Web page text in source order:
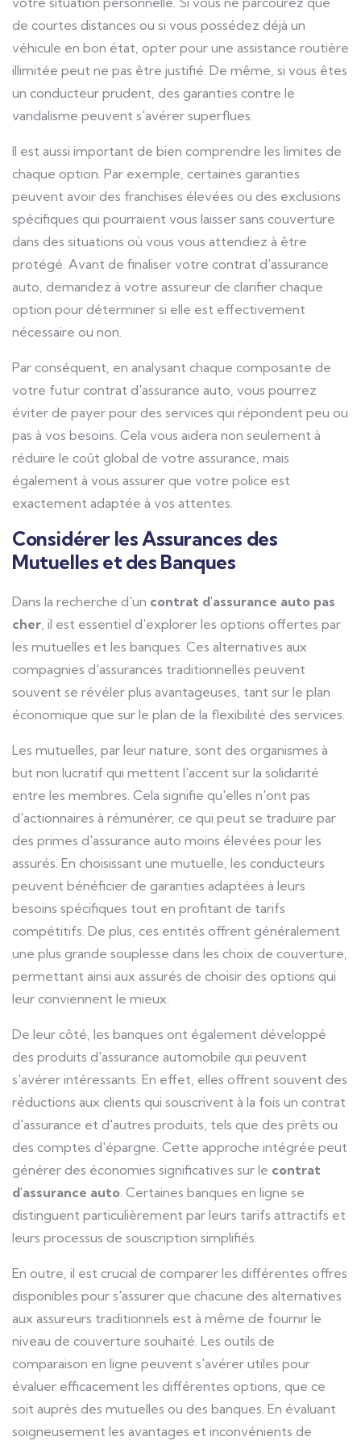
de courtes distances ou si vous possédez déjà un
véhicule en bon état, opter pour une assistance routière
illimitée peut ne pas être justifié. De même, si vous êtes
un conducteur prudent, des garanties contre le
vandalisme peuvent s'avérer superflues.
Il est aussi important de bien comprendre les limites de
chaque option. Par exemple, certaines garanties
peuvent avoir des franchises élevées ou des exclusions
spécifiques qui pourraient vous laisser sans couverture
dans des situations où vous vous attendiez à être
protégé. Avant de finaliser votre contrat d'assurance
auto, demandez à votre assureur de clarifier chaque
option pour déterminer si elle est effectivement
nécessaire ou non.
Par conséquent, en analysant chaque composante de
votre futur contrat d'assurance auto, vous pourrez
éviter de payer pour des services qui répondent peu ou
pas à vos besoins. Cela vous aidera non seulement à
réduire le coût global de votre assurance, mais
également à vous assurer que votre police est
exactement adaptée à vos attentes.
Considérer les Assurances des
Mutuelles et des Banques
Dans la recherche d'un contrat d'assurance auto pas
cher, il est essentiel d'explorer les options offertes par
les mutuelles et les banques. Ces alternatives aux
compagnies d'assurances traditionnelles peuvent
souvent se révéler plus avantageuses, tant sur le plan
économique que sur le plan de la flexibilité des services.
Les mutuelles, par leur nature, sont des organismes à
but non lucratif qui mettent l'accent sur la solidarité
entre les membres. Cela signifie qu'elles n'ont pas
d'actionnaires à rémunérer, ce qui peut se traduire par
des primes d'assurance auto moins élevées pour les
assurés. En choisissant une mutuelle, les conducteurs
peuvent bénéficier de garanties adaptées à leurs
besoins spécifiques tout en profitant de tarifs
compétitifs. De plus, ces entités offrent généralement
une plus grande souplesse dans les choix de couverture,
permettant ainsi aux assurés de choisir des options qui
leur conviennent le mieux.
De leur côté, les banques ont également développé
des produits d'assurance automobile qui peuvent
s'avérer intéressants. En effet, elles offrent souvent des
réductions aux clients qui souscrivent à la fois un contrat
d'assurance et d'autres produits, tels que des prêts ou
des comptes d'épargne. Cette approche intégrée peut
générer des économies significatives sur le contrat
d'assurance auto. Certaines banques en ligne se
distinguent particulièrement par leurs tarifs attractifs et
leurs processus de souscription simplifiés.
En outre, il est crucial de comparer les différentes offres
disponibles pour s'assurer que chacune des alternatives
aux assureurs traditionnels est à même de fournir le
niveau de couverture souhaité. Les outils de
comparaison en ligne peuvent s'avérer utiles pour
évaluer efficacement les différentes options, que ce
soit auprès des mutuelles ou des banques. En évaluant
soigneusement les avantages et inconvénients de